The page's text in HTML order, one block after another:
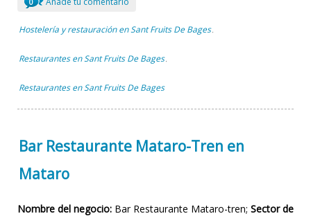
Hostelería y restauración en Sant Fruits De Bages ,
Restaurantes en Sant Fruits De Bages ,
Restaurantes en Sant Fruits De Bages
Bar Restaurante Mataro-Tren en
Mataro
Nombre del negocio: Bar Restaurante Mataro-tren; Sector de